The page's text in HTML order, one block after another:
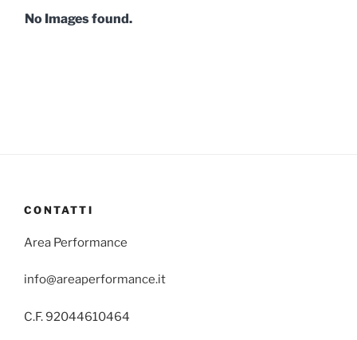
No Images found.
CONTATTI
Area Performance
info@areaperformance.it
C.F. 92044610464